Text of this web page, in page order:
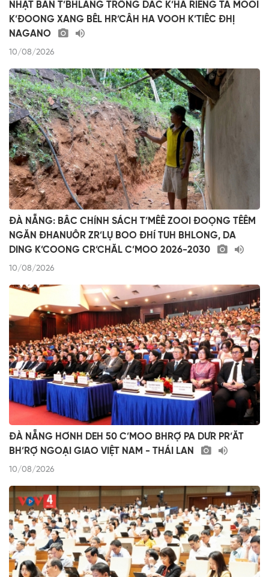
NHẬT BẢN T’BHLÂNG TRÔNG DÂC K’HA RIÊNG TA MOOI
K’ĐOONG XANG BÊL HR’CÂH HA VOOH K’TIÊC ĐHỊ
NAGANO
10/08/2026
ĐÀ NẴNG: BÂC CHÍNH SÁCH T’MÊÊ ZOOI ĐOỌNG TÊÊM
NGĂN ĐHANUÔR ZR’LỤ BOO ĐHÍ TUH BHLONG, DA
DING K’COONG CR’CHĂL C’MOO 2026-2030
10/08/2026
ĐÀ NẴNG HƠNH DEH 50 C’MOO BHRỢ PA DƯR PR’ĂT
BH’RỢ NGOẠI GIAO VIỆT NAM - THÁI LAN
10/08/2026